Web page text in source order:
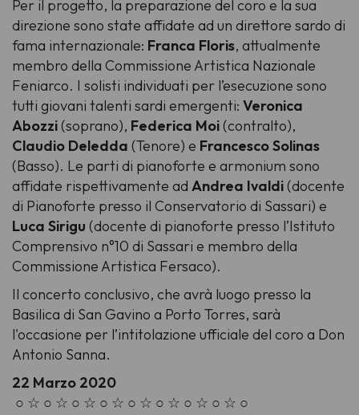
Per il progetto, la preparazione del coro e la sua
direzione sono state affidate ad un direttore sardo di
fama internazionale: Franca Floris, attualmente
membro della Commissione Artistica Nazionale
Feniarco. I solisti individuati per l’esecuzione sono
tutti giovani talenti sardi emergenti: Veronica
Abozzi(soprano), Federica Moi(contralto),
Claudio Deledda (Tenore) e Francesco Solinas
(Basso). Le parti di pianoforte e armonium sono
affidate rispettivamente ad Andrea Ivaldi(docente
di Pianoforte presso il Conservatorio di Sassari) e
Luca Sirigu (docente di pianoforte presso l’Istituto
Comprensivo n°10 di Sassari e membro della
Commissione Artistica Fersaco).
Il concerto conclusivo, che avrà luogo presso la
Basilica di San Gavino a Porto Torres, sarà
l'occasione per l’intitolazione ufficiale del coro a Don
Antonio Sanna.
22 Marzo 2020
○ ☆ ○ ☆ ○ ☆ ○ ☆ ○ ☆ ○ ☆ ○ ☆ ○ ☆ ○